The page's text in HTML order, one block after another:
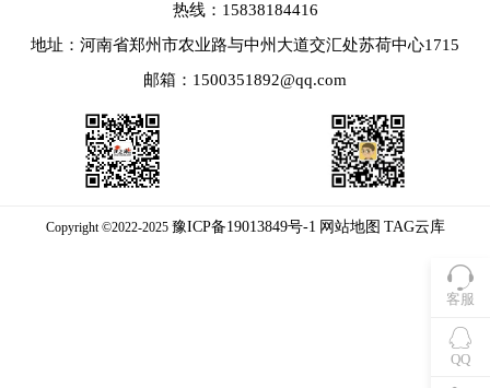
客服
QQ
热线：15838184416
地址：河南省郑州市农业路与中州大道交汇处苏荷中心1715
邮箱：1500351892@qq.com
Copyright ©2022-2025 豫ICP备19013849号-1 网站地图 TAG云库